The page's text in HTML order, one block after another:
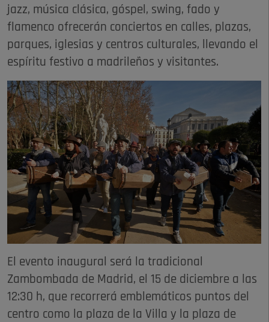
jazz, música clásica, góspel, swing, fado y
flamenco ofrecerán conciertos en calles, plazas,
parques, iglesias y centros culturales, llevando el
espíritu festivo a madrileños y visitantes.
El evento inaugural será la tradicional
Zambombada de Madrid, el 15 de diciembre a las
12:30 h, que recorrerá emblemáticos puntos del
centro como la plaza de la Villa y la plaza de